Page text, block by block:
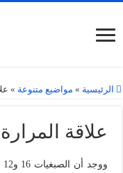
الرئيسية » مواضيع متنوعة »
علاقة